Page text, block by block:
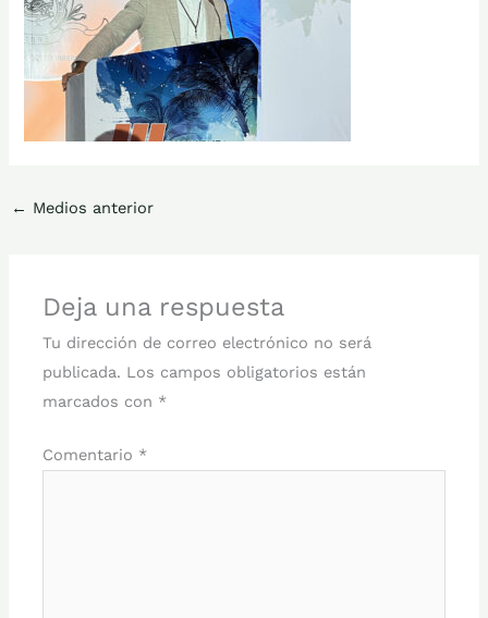
← Medios anterior
Deja una respuesta
Tu dirección de correo electrónico no será
publicada. Los campos obligatorios están
marcados con *
Comentario *